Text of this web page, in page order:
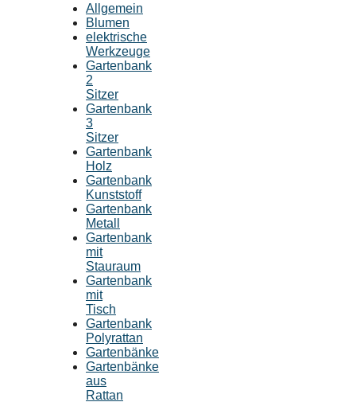
Allgemein
Blumen
elektrische
Werkzeuge
Gartenbank
2
Sitzer
Gartenbank
3
Sitzer
Gartenbank
Holz
Gartenbank
Kunststoff
Gartenbank
Metall
Gartenbank
mit
Stauraum
Gartenbank
mit
Tisch
Gartenbank
Polyrattan
Gartenbänke
Gartenbänke
aus
Rattan